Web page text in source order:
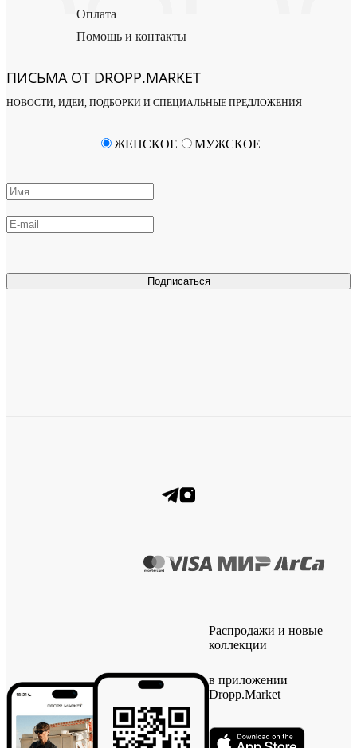
Оплата
Помощь и контакты
ПИСЬМА ОТ DROPP.MARKET
НОВОСТИ, ИДЕИ, ПОДБОРКИ И СПЕЦИАЛЬНЫЕ ПРЕДЛОЖЕНИЯ
Подписаться
ЖЕНСКОЕ МУЖСКОЕ
Распродажи и новые
коллекции
в приложении
Dropp.Market